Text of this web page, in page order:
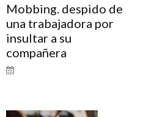
Mobbing. despido de
una trabajadora por
insultar a su
compañera